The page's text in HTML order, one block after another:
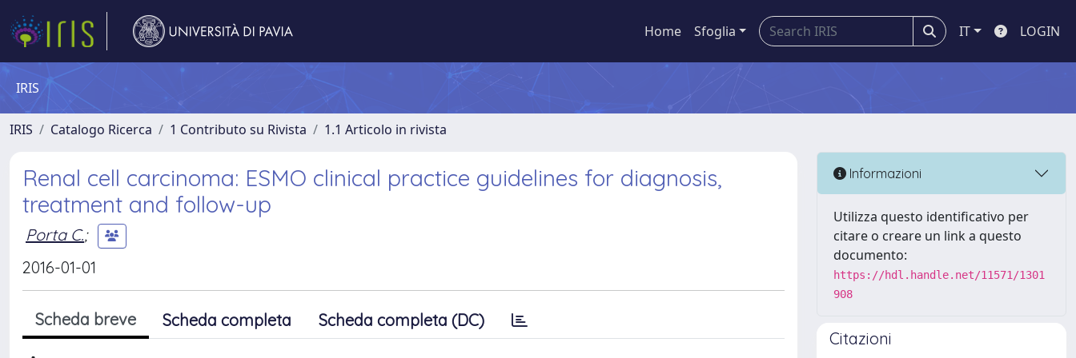
Home Sfoglia IT LOGIN
IRIS
IRIS Catalogo Ricerca 1 Contributo su Rivista 1.1 Articolo in rivista
Renal cell carcinoma: ESMO clinical practice guidelines for diagnosis,
treatment and follow-up
Porta C.;
2016-01-01
Scheda breve Scheda completa Scheda completa (DC)
Informazioni
Utilizza questo identificativo per
citare o creare un link a questo
documento:
https://hdl.handle.net/11571/1301
908
Citazioni